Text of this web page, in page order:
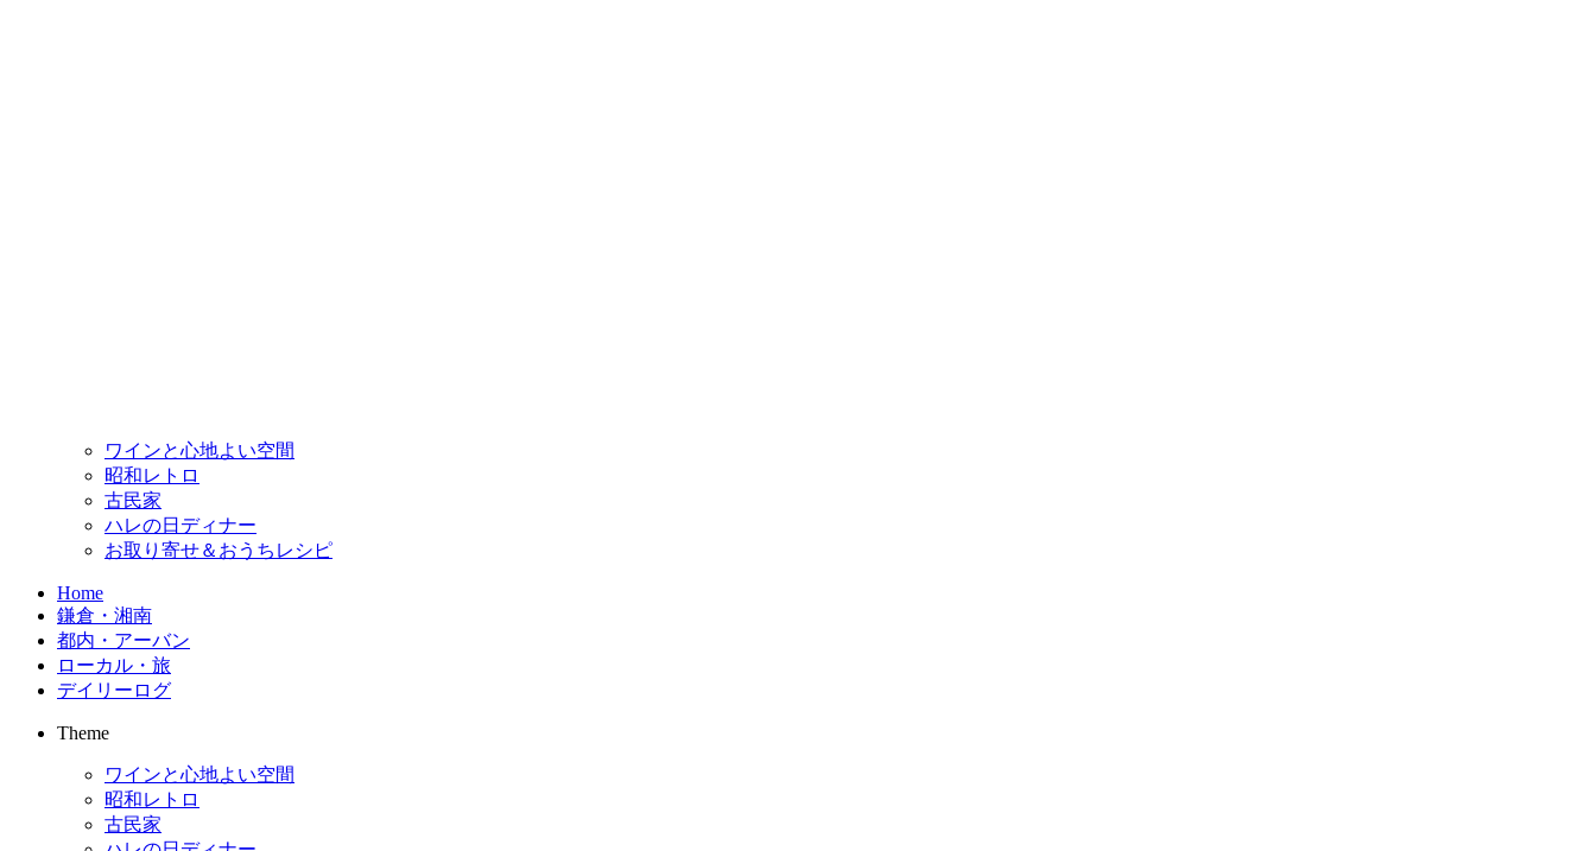
ワインと心地よい空間
昭和レトロ
古民家
ハレの日ディナー
お取り寄せ＆おうちレシピ
Home
鎌倉・湘南
都内・アーバン
ローカル・旅
デイリーログ
Theme
ワインと心地よい空間
昭和レトロ
古民家